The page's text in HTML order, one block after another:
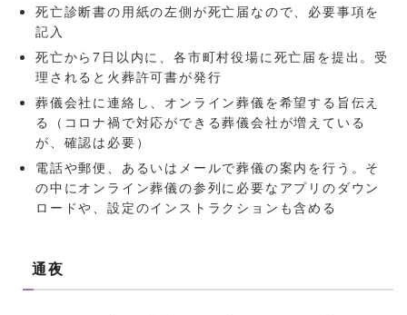
死亡診断書の用紙の左側が死亡届なので、必要事項を
記入
死亡から7日以内に、各市町村役場に死亡届を提出。受
理されると火葬許可書が発行
葬儀会社に連絡し、オンライン葬儀を希望する旨伝え
る（コロナ禍で対応ができる葬儀会社が増えている
が、確認は必要）
電話や郵便、あるいはメールで葬儀の案内を行う。そ
の中にオンライン葬儀の参列に必要なアプリのダウン
ロードや、設定のインストラクションも含める
通夜